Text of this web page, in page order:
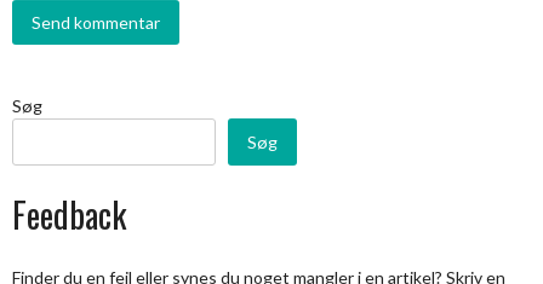
Søg
Søg
Feedback
Finder du en fejl eller synes du noget mangler i en artikel? Skriv en